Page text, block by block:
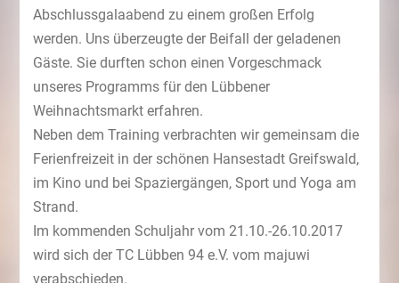
Abschlussgalaabend zu einem großen Erfolg
werden. Uns überzeugte der Beifall der geladenen
Gäste. Sie durften schon einen Vorgeschmack
unseres Programms für den Lübbener
Weihnachtsmarkt erfahren.
Neben dem Training verbrachten wir gemeinsam die
Ferienfreizeit in der schönen Hansestadt Greifswald,
im Kino und bei Spaziergängen, Sport und Yoga am
Strand.
Im kommenden Schuljahr vom 21.10.-26.10.2017
wird sich der TC Lübben 94 e.V. vom majuwi
verabschieden.